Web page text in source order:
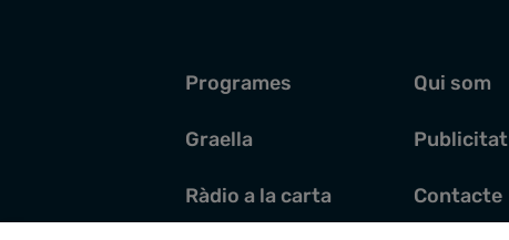
Programes
Graella
Ràdio a la carta
Qui som
Publicitat
Contacte